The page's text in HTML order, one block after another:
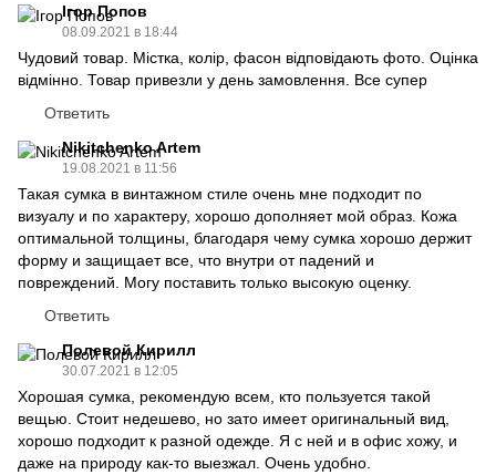
Ігор Попов
08.09.2021 в 18:44
Чудовий товар. Містка, колір, фасон відповідають фото. Оцінка
відмінно. Товар привезли у день замовлення. Все супер
Ответить
Nikitchenko Artem
19.08.2021 в 11:56
Такая сумка в винтажном стиле очень мне подходит по
визуалу и по характеру, хорошо дополняет мой образ. Кожа
оптимальной толщины, благодаря чему сумка хорошо держит
форму и защищает все, что внутри от падений и
повреждений. Могу поставить только высокую оценку.
Ответить
Полевой Кирилл
30.07.2021 в 12:05
Хорошая сумка, рекомендую всем, кто пользуется такой
вещью. Стоит недешево, но зато имеет оригинальный вид,
хорошо подходит к разной одежде. Я с ней и в офис хожу, и
даже на природу как-то выезжал. Очень удобно.